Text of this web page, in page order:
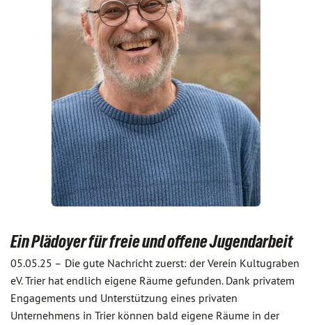
Ein Plädoyer für freie und offene Jugendarbeit
05.05.25 – Die gute Nachricht zuerst: der Verein Kultugraben
eV. Trier hat endlich eigene Räume gefunden. Dank privatem
Engagements und Unterstützung eines privaten
Unternehmens in Trier können bald eigene Räume in der